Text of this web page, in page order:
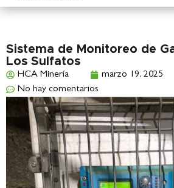
Sistema de Monitoreo de
Los Sulfatos
HCA Minería marzo 19, 2025
No hay comentarios